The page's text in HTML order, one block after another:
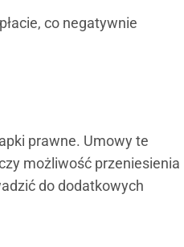
co negatywnie
prawne. Umowy te
możliwość przeniesienia
do dodatkowych